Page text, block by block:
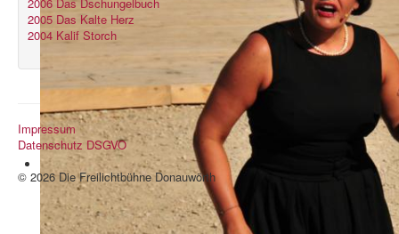
2005 Das Kalte Herz
2004 Kalif Storch
Impressum
Datenschutz DSGVO
Nach oben
© 2026 Die Freilichtbühne Donauwörth